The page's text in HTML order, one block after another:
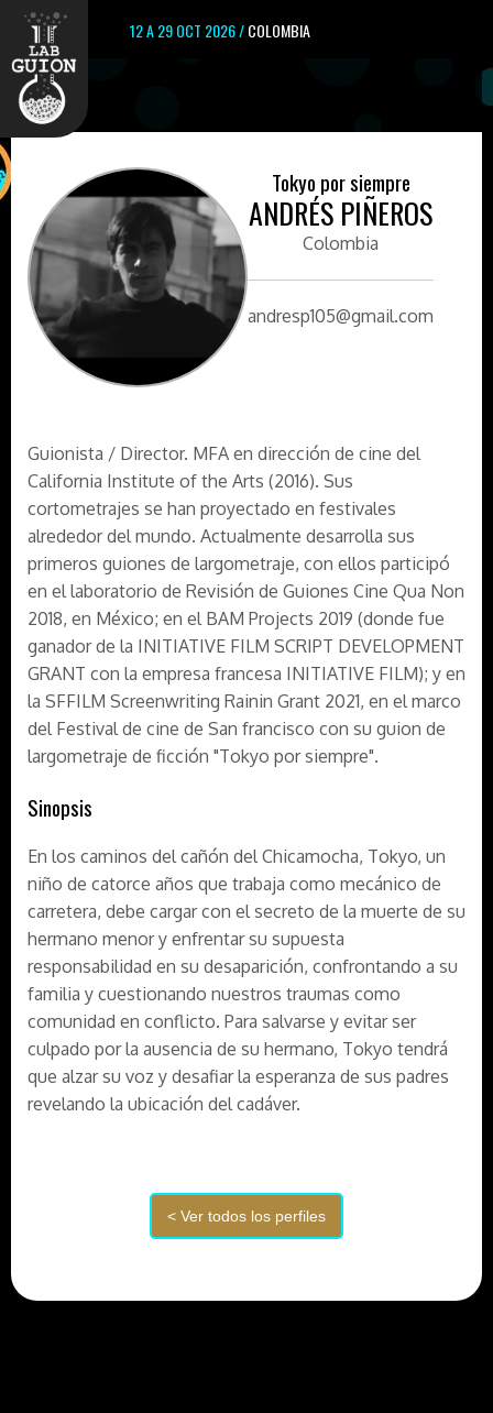
12 A 29 OCT 2026 /COLOMBIA
Tokyo por siempre
ANDRÉS PIÑEROS
Colombia
andresp105@gmail.com
Guionista / Director. MFA en dirección de cine del
California Institute of the Arts (2016). Sus
cortometrajes se han proyectado en festivales
alrededor del mundo. Actualmente desarrolla sus
primeros guiones de largometraje, con ellos participó
en el laboratorio de Revisión de Guiones Cine Qua Non
2018, en México; en el BAM Projects 2019 (donde fue
ganador de la INITIATIVE FILM SCRIPT DEVELOPMENT
GRANT con la empresa francesa INITIATIVE FILM); y en
la SFFILM Screenwriting Rainin Grant 2021, en el marco
del Festival de cine de San francisco con su guion de
largometraje de ficción "Tokyo por siempre".
Sinopsis
En los caminos del cañón del Chicamocha, Tokyo, un
niño de catorce años que trabaja como mecánico de
carretera, debe cargar con el secreto de la muerte de su
hermano menor y enfrentar su supuesta
responsabilidad en su desaparición, confrontando a su
familia y cuestionando nuestros traumas como
comunidad en conflicto. Para salvarse y evitar ser
culpado por la ausencia de su hermano, Tokyo tendrá
que alzar su voz y desafiar la esperanza de sus padres
revelando la ubicación del cadáver.